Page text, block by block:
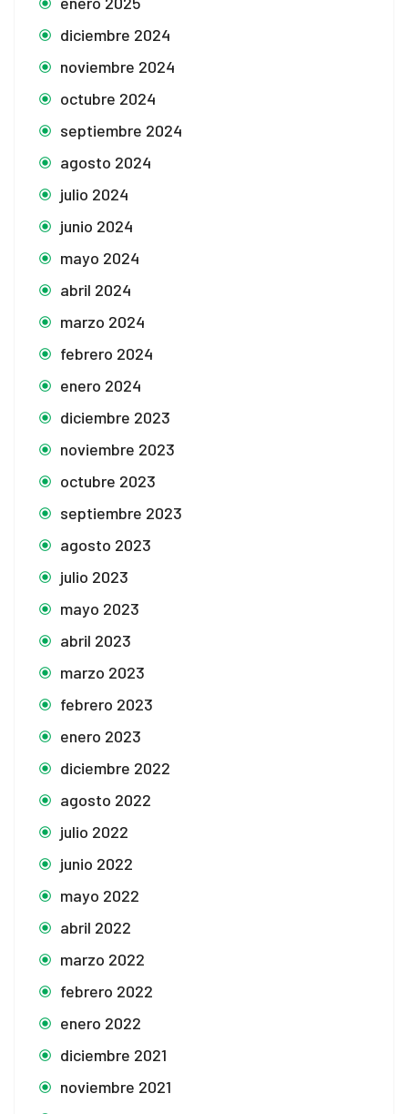
diciembre 2024
noviembre 2024
octubre 2024
septiembre 2024
agosto 2024
julio 2024
junio 2024
mayo 2024
abril 2024
marzo 2024
febrero 2024
enero 2024
diciembre 2023
noviembre 2023
octubre 2023
septiembre 2023
agosto 2023
julio 2023
mayo 2023
abril 2023
marzo 2023
febrero 2023
enero 2023
diciembre 2022
agosto 2022
julio 2022
junio 2022
mayo 2022
abril 2022
marzo 2022
febrero 2022
enero 2022
diciembre 2021
noviembre 2021